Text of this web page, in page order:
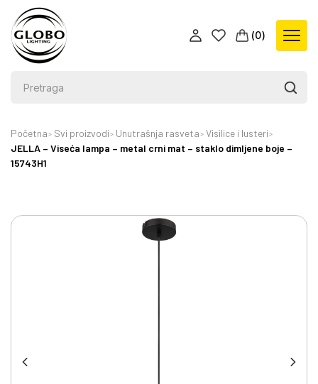
(0)
Početna Svi proizvodi Unutrašnja rasveta Visilice i lusteri
JELLA – Viseća lampa – metal crni mat – staklo dimljene boje –
15743H1